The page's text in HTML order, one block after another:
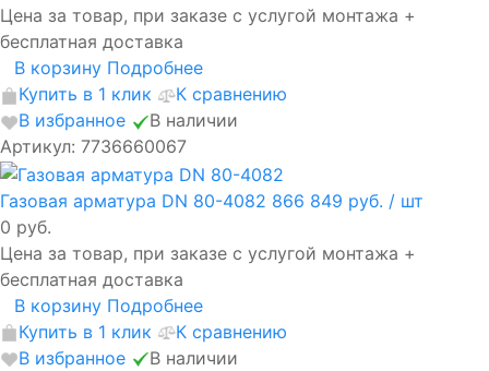
Цена за товар, при заказе с услугой монтажа +
бесплатная доставка
В корзину Подробнее
Купить в 1 клик
К сравнению
В избранное
В наличии
Артикул: 7736660067
Газовая арматура DN 80-4082 866 849 руб. / шт
0 руб.
Цена за товар, при заказе с услугой монтажа +
бесплатная доставка
В корзину Подробнее
Купить в 1 клик
К сравнению
В избранное
В наличии